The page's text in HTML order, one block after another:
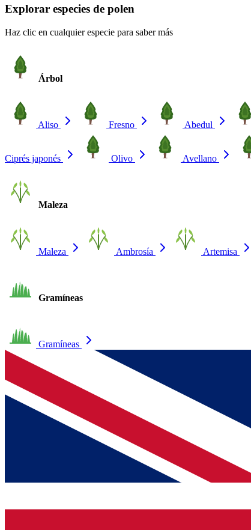
Explorar especies de polen
Haz clic en cualquier especie para saber más
Árbol
Aliso Fresno Abedul
Ciprés japonés Olivo Avellano
Maleza
Maleza Ambrosía Artemisa
Gramíneas
Gramíneas